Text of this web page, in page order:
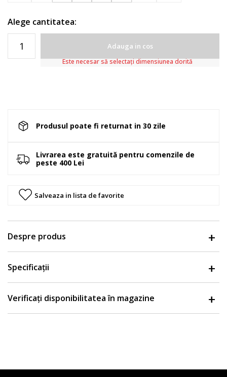
Alege cantitatea:
Adauga in cos
Este necesar să selectați dimensiunea dorită
Produsul poate fi returnat in 30 zile
Livrarea este gratuită pentru comenzile de
peste 400 Lei
Salveaza in lista de favorite
Despre produs
Specificații
Verificați disponibilitatea în magazine